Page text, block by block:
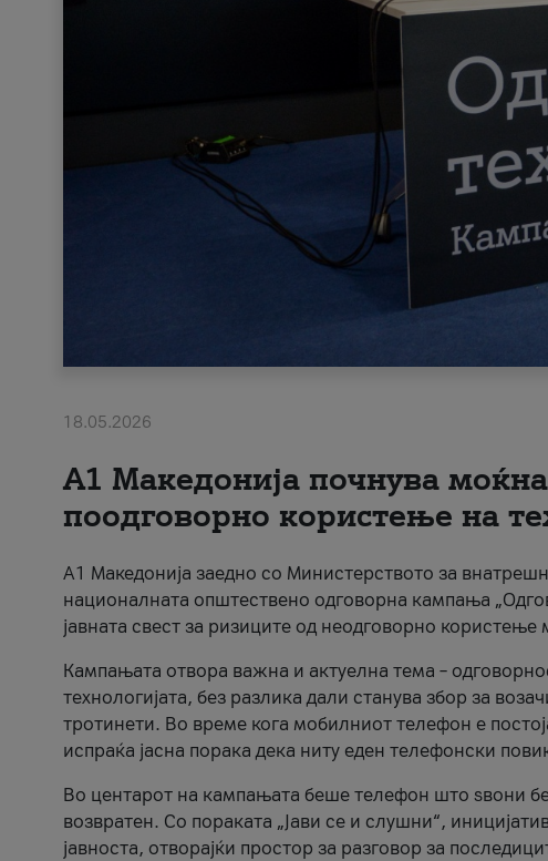
18.05.2026
A1 Македонија почнува
поодговорно користење на
A1 Македонија заедно со Министерството за
националната општествено одговорна кампања
јавната свест за ризиците од неодговорно
Кампањата отвора важна и актуелна тема –
технологијата, без разлика дали станува збор за
тротинети. Во време кога мобилниот телефон е
испраќа јасна порака дека ниту еден телефонски
Во центарот на кампањата беше телефон што ѕвони
возвратен. Со пораката „Јави се и слушни“,
јавноста, отворајќи простор за разговор за